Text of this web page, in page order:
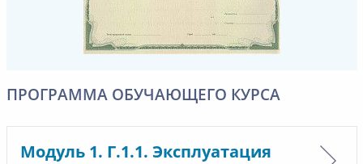
ПРОГРАММА ОБУЧАЮЩЕГО КУРСА
Модуль 1. Г.1.1. Эксплуатация